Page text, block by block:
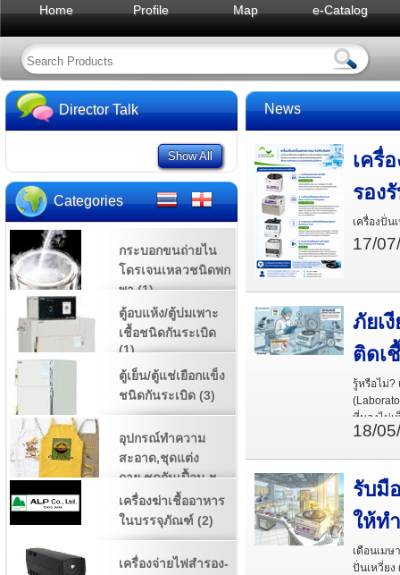
Home Profile Map e-Catalog
News
เครื่
รอง
เครื่องปั่น
17/
ภัยเ
ติดเ
รู้หรือไม่?
ที่มองไม่เ
18/
รับมื
ให้ท
เดือนเมษ
ปั่นเหวี่ย
Director Talk
Show All
Categories
กระบอกขนถ่ายไน
โดรเจนเหลวชนิดพก
พา (1)
ตู้อบแห้ง/ตู้บ่มเพาะ
เชื้อชนิดกันระเบิด
(1)
ตู้เย็น/ตู้แช่เยือกแข็ง
ชนิดกันระเบิด (3)
อุปกรณ์ทำความ
สะอาด,ชุดแต่ง
กาย,ชุดกันเปื้อน ฯ
(1)
เครื่องฆ่าเชื้ออาหาร
ในบรรจุภัณฑ์ (2)
เครื่องจ่ายไฟสำรอง-